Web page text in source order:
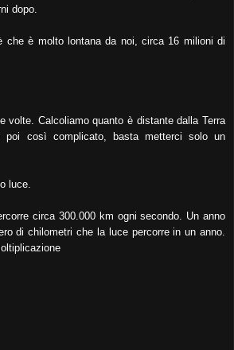
dopo.
che è molto lontana da noi, circa 16 milioni di
volte. Calcoliamo quanto è distante dalla Terra
poi così complicato, basta metterci solo un
luce.
circa 300.000 km ogni secondo. Un anno
di chilometri che la luce percorre in un anno.